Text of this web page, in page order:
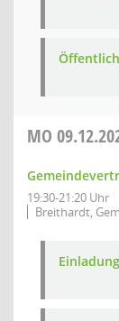
MO
19:30-21:20 Uhr
Breithardt,
Einladung